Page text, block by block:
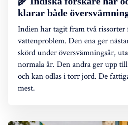
klarar både
Indien har tagit fram två rissorter
vattenproblem. Den ena ger
skörd under översvämningsår,
normala år. Den andra ger upp
och kan odlas i torr jord. De
mest.